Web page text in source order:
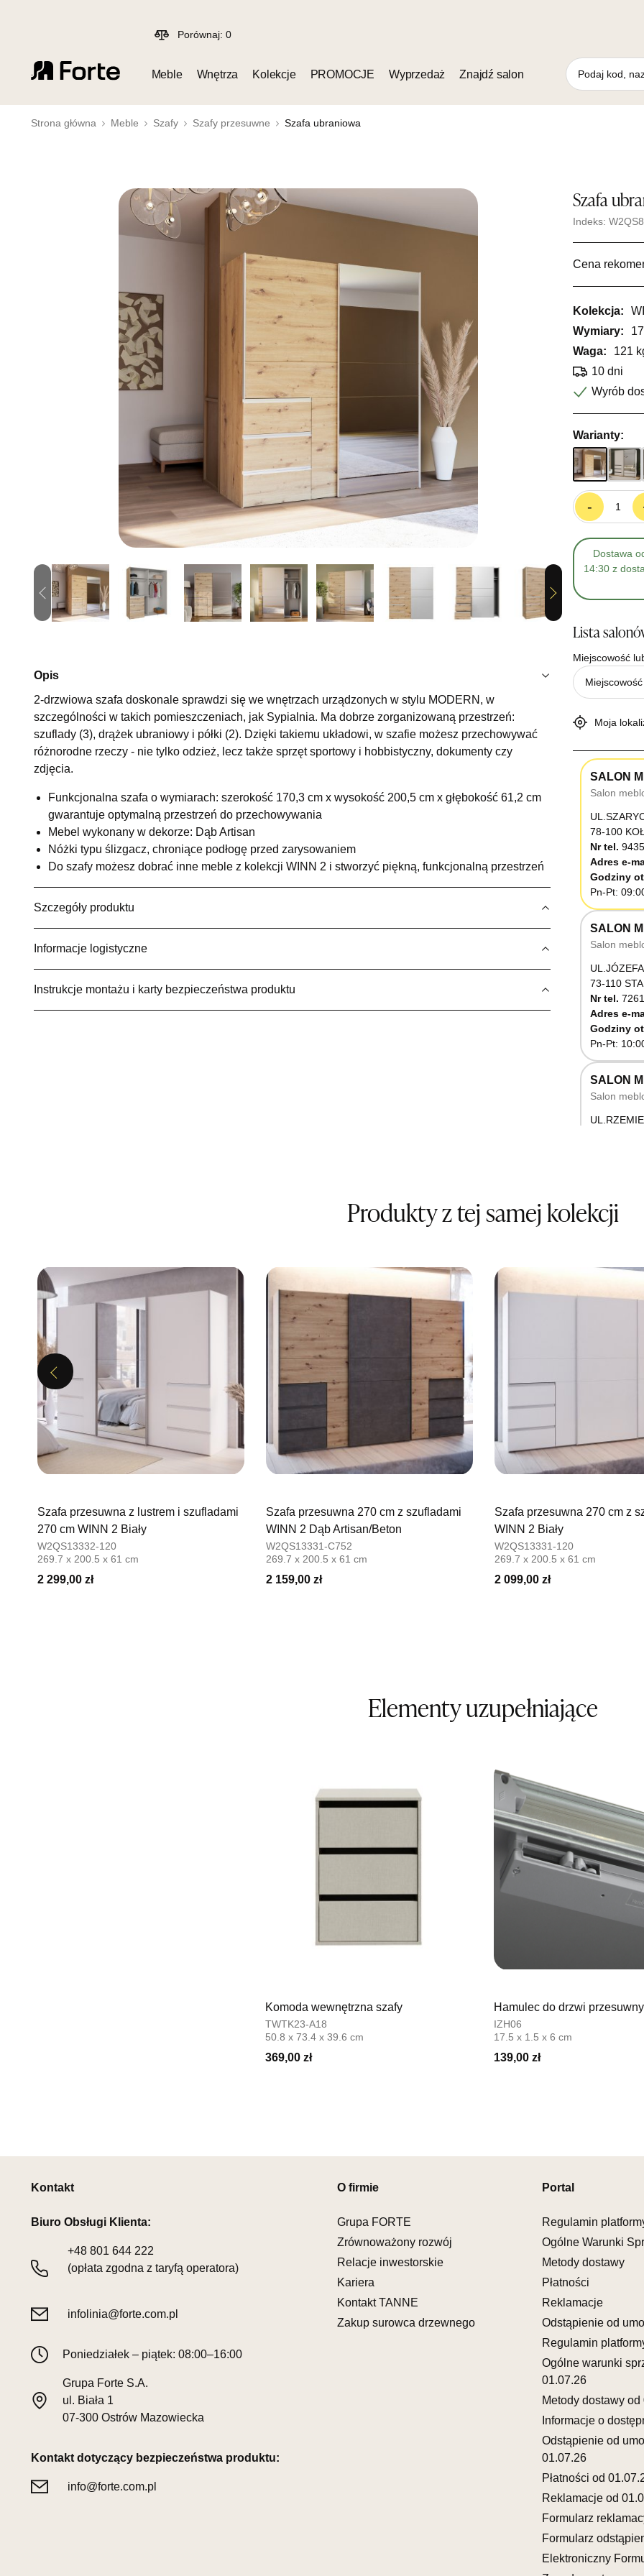
Porównaj: 0
Meble Wnętrza Kolekcje PROMOCJE Wyprzedaż Znajdź salon
Strona główna Meble Szafy Szafy przesuwne Szafa ubraniowa
Previous Next
Opis
2-drzwiowa szafa doskonale sprawdzi się we wnętrzach urządzonych w stylu MODERN, w
szczególności w takich pomieszczeniach, jak Sypialnia. Ma dobrze zorganizowaną przestrzeń:
szuflady (3), drążek ubraniowy i półki (2). Dzięki takiemu układowi, w szafie możesz przechowywać
różnorodne rzeczy - nie tylko odzież, lecz także sprzęt sportowy i hobbistyczny, dokumenty czy
zdjęcia.
Funkcjonalna szafa o wymiarach: szerokość 170,3 cm x wysokość 200,5 cm x głębokość 61,2 cm
gwarantuje optymalną przestrzeń do przechowywania
Mebel wykonany w dekorze: Dąb Artisan
Nóżki typu ślizgacz, chroniące podłogę przed zarysowaniem
Do szafy możesz dobrać inne meble z kolekcji WINN 2 i stworzyć piękną, funkcjonalną przestrzeń
Szczegóły produktu
Informacje logistyczne
Instrukcje montażu i karty bezpieczeństwa produktu
Szafa
Indeks:
Cena
Kolekcja:
Wymiary:
Waga:
121
10 dni
Wyrób
Warianty:
-
Dostawa
14:30 z
Lista
Miejscowość
Moja
SALON
Salon
78-100
Nr tel.
Adres e-
Godziny
Pn-Pt:
SALON
Salon
73-110
Nr tel.
Adres e-
Godziny
Pn-Pt:
SALON
Salon
SALON
76-100
Adres e-
Pn-Pt:
SALON
Salon
UL.PLAC
76-200
Nr tel.
Adres e-
Godziny
SALON
66-600
SALON
Salon
83-340
Nr tel.
Adres e-
Godziny
Godziny
Pn-Pt:
Nr tel.
Adres e-
Pn-Pt:
SALON
Salon
77-300
Nr tel. 59-
Adres e-
Pn-Pt:
Produkty z tej samej kolekcji
Previous
Szafa przesuwna z lustrem i szufladami
270 cm WINN 2 Biały
W2QS13332-120
269.7 x 200.5 x 61 cm
2 299,00 zł
Szafa przesuwna 270 cm z szufladami
WINN 2 Dąb Artisan/Beton
W2QS13331-C752
269.7 x 200.5 x 61 cm
2 159,00 zł
Szafa przesuwna 270 cm z
WINN 2 Biały
W2QS13331-120
269.7 x 200.5 x 61 cm
2 099,00 zł
Elementy uzupełniające
Komoda wewnętrzna szafy
TWTK23-A18
50.8 x 73.4 x 39.6 cm
369,00 zł
Hamulec do drzwi
IZH06
17.5 x 1.5 x 6 cm
139,00 zł
Kontakt
Biuro Obsługi Klienta:
+48 801 644 222
(opłata zgodna z taryfą operatora)
infolinia@forte.com.pl
Poniedziałek – piątek: 08:00–16:00
Grupa Forte S.A.
ul. Biała 1
07-300 Ostrów Mazowiecka
Kontakt dotyczący bezpieczeństwa produktu:
info@forte.com.pl
O firmie
Grupa FORTE
Zrównoważony rozwój
Relacje inwestorskie
Kariera
Kontakt TANNE
Zakup surowca drzewnego
Portal
Regulamin
Ogólne Warunki
Metody dostawy
Płatności
Reklamacje
Odstąpienie od
Regulamin
Ogólne warunki
01.07.26
Metody dostawy od
Informacje o
Odstąpienie od
01.07.26
Płatności od
Reklamacje od
Formularz
Formularz
Elektroniczny